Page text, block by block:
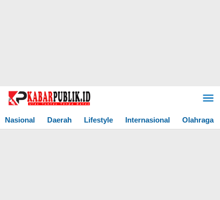
Lewati
Nasional
Daerah Lifestyle Internasional Olahraga